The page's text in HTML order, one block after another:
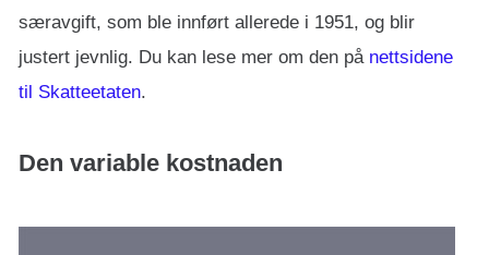
særavgift, som ble innført allerede i 1951, og blir
justert jevnlig. Du kan lese mer om den på nettsidene
til Skatteetaten.
Den variable kostnaden